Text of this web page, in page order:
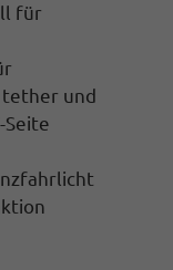
für
tether und
Seite